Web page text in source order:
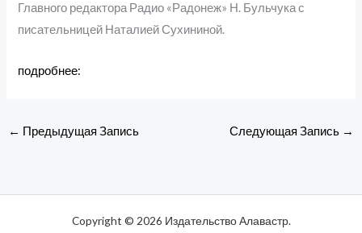
Главного редактора Радио «Радонеж» Н. Бульчука с
писательницей Наталией Сухининой.
подробнее:
← Предыдущая Запись Следующая Запись →
Copyright © 2026 Издательство Алавастр.